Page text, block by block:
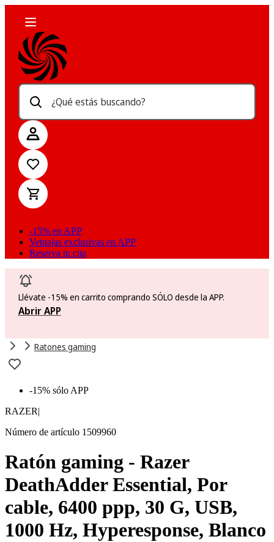
¿Qué estás buscando?
-15% en APP
Ventajas exclusivas en APP
Reserva tu cita
Llévate -15% en carrito comprando SÓLO desde la APP.
Abrir APP
Ratones gaming
-15% sólo APP
RAZER|
Número de artículo 1509960
Ratón gaming - Razer
DeathAdder Essential, Por
cable, 6400 ppp, 30 G, USB,
1000 Hz, Hyperesponse, Blanco